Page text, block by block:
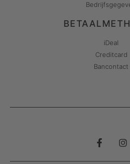
iDeal
Creditcard
Bancontact